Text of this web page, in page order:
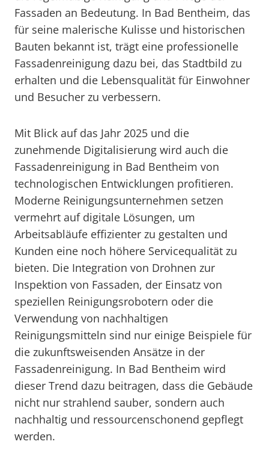
Fassaden an Bedeutung. In Bad Bentheim, das
für seine malerische Kulisse und historischen
Bauten bekannt ist, trägt eine professionelle
Fassadenreinigung dazu bei, das Stadtbild zu
erhalten und die Lebensqualität für Einwohner
und Besucher zu verbessern.
Mit Blick auf das Jahr 2025 und die
zunehmende Digitalisierung wird auch die
Fassadenreinigung in Bad Bentheim von
technologischen Entwicklungen profitieren.
Moderne Reinigungsunternehmen setzen
vermehrt auf digitale Lösungen, um
Arbeitsabläufe effizienter zu gestalten und
Kunden eine noch höhere Servicequalität zu
bieten. Die Integration von Drohnen zur
Inspektion von Fassaden, der Einsatz von
speziellen Reinigungsrobotern oder die
Verwendung von nachhaltigen
Reinigungsmitteln sind nur einige Beispiele für
die zukunftsweisenden Ansätze in der
Fassadenreinigung. In Bad Bentheim wird
dieser Trend dazu beitragen, dass die Gebäude
nicht nur strahlend sauber, sondern auch
nachhaltig und ressourcenschonend gepflegt
werden.